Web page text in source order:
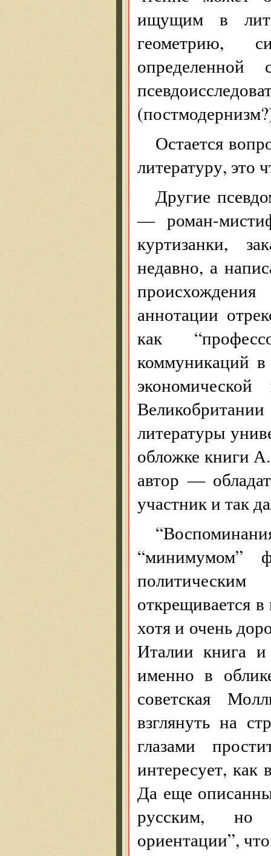
ищущим в
геометрию,
Остается
литературу, это
Другие
— роман-
куртизанки,
недавно, а
аннотации
как
коммуникаций
литературы
обложке книги
автор —
участник и так
“минимумом”
открещивается
хотя и очень
Италии книга
именно в
советская
взглянуть на
глазами
интересует, как
Да еще
русским, но
ориентации”,